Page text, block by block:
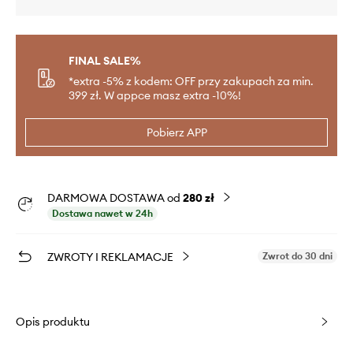
FINAL SALE%
*extra -5% z kodem: OFF przy zakupach za min.
399 zł. W appce masz extra -10%!
Pobierz APP
DARMOWA DOSTAWA od 280 zł
Dostawa nawet w 24h
ZWROTY I REKLAMACJE Zwrot do 30 dni
Opis produktu